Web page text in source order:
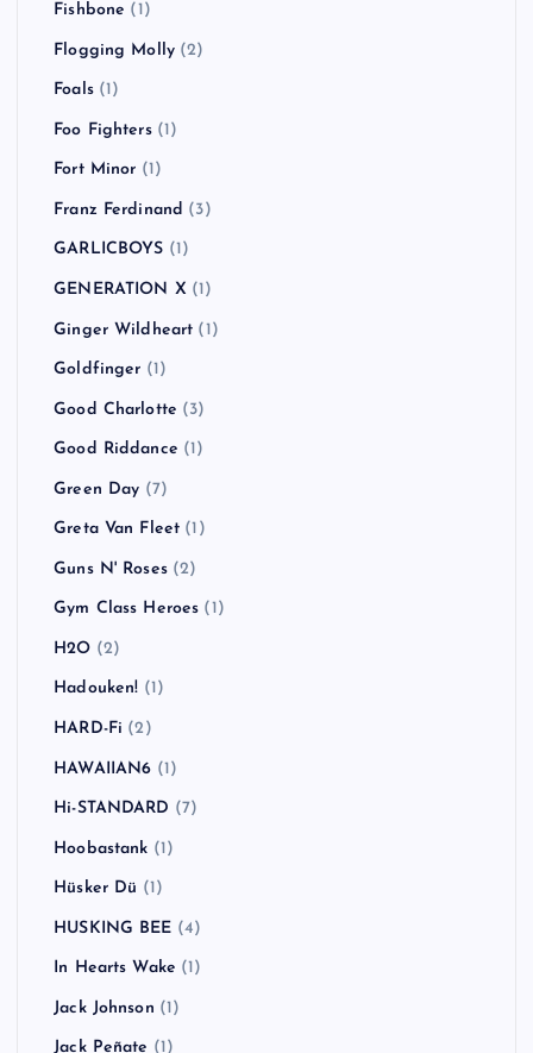
Fishbone (1)
Flogging Molly (2)
Foals(1)
Foo Fighters(1)
Fort Minor (1)
Franz Ferdinand (3)
GARLICBOYS (1)
GENERATION X (1)
Ginger Wildheart (1)
Goldfinger (1)
Good Charlotte (3)
Good Riddance (1)
Green Day (7)
Greta Van Fleet (1)
Guns N' Roses(2)
Gym Class Heroes (1)
H2O (2)
Hadouken! (1)
HARD-Fi (2)
HAWAIIAN6 (1)
Hi-STANDARD (7)
Hoobastank (1)
Hüsker Dü (1)
HUSKING BEE (4)
In Hearts Wake (1)
Jack Johnson (1)
Jack Peñate (1)